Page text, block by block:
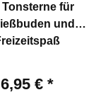
Tonsterne für
und
6,95 € *